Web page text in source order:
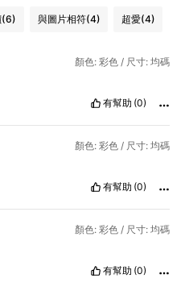
(6) 與圖片相符(4) 超愛(4)
顏色: 彩色 / 尺寸: 均碼
有幫助 (0)
顏色: 彩色 / 尺寸: 均碼
有幫助 (0)
顏色: 彩色 / 尺寸: 均碼
有幫助 (0)